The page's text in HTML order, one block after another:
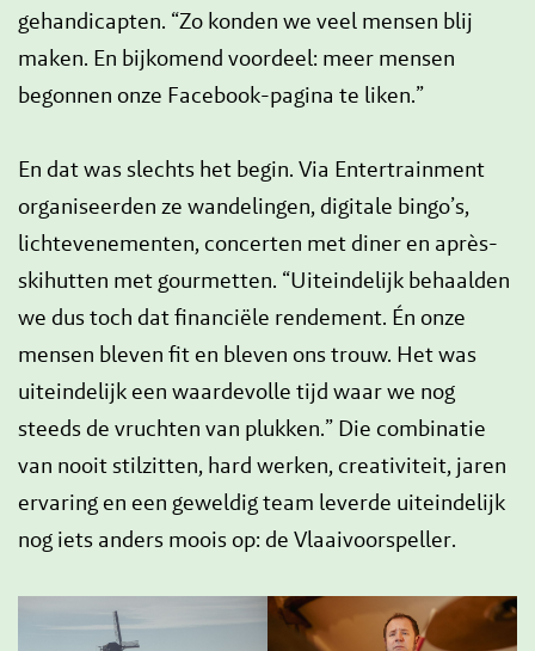
gehandicapten. “Zo konden we veel mensen blij
maken. En bijkomend voordeel: meer mensen
begonnen onze Facebook-pagina te liken.”
En dat was slechts het begin. Via Entertrainment
organiseerden ze wandelingen, digitale bingo’s,
lichtevenementen, concerten met diner en après-
skihutten met gourmetten. “Uiteindelijk behaalden
we dus toch dat financiële rendement. Én onze
mensen bleven fit en bleven ons trouw. Het was
uiteindelijk een waardevolle tijd waar we nog
steeds de vruchten van plukken.” Die combinatie
van nooit stilzitten, hard werken, creativiteit, jaren
ervaring en een geweldig team leverde uiteindelijk
nog iets anders moois op: de Vlaaivoorspeller.